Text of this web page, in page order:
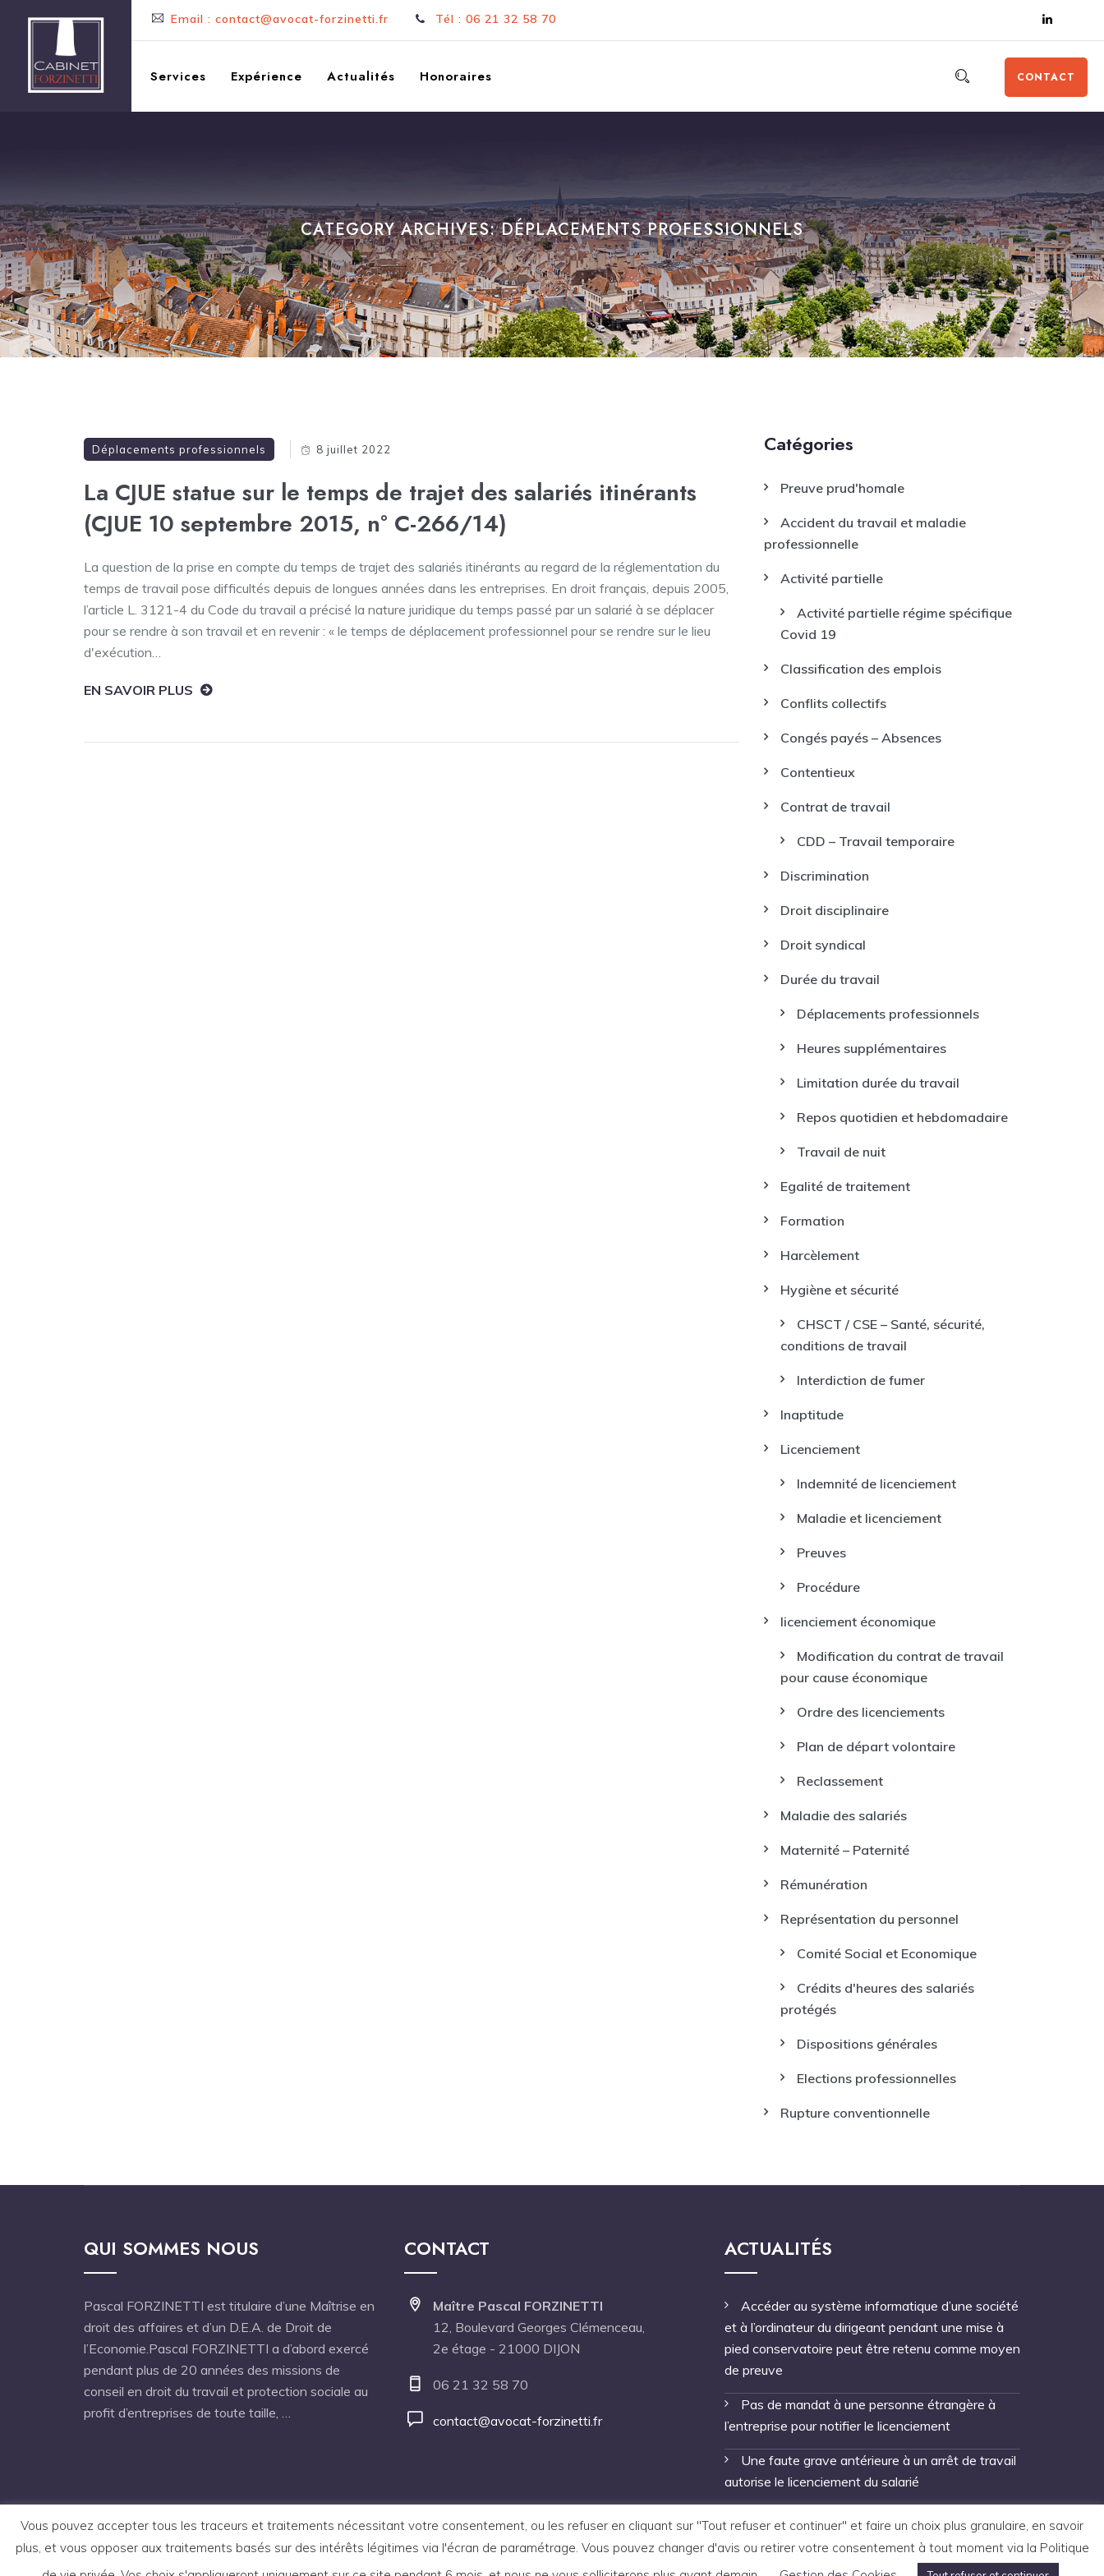
Email : contact@avocat-forzinetti.fr Tél : 06 21 32 58 70
CONTACT
Services Expérience Actualités Honoraires
CATEGORY ARCHIVES:DÉPLACEMENTS PROFESSIONNELS
Déplacements professionnels 8 juillet 2022
La CJUE statue sur le temps de trajet des salariés itinérants
(CJUE 10 septembre 2015, n° C-266/14)
La question de la prise en compte du temps de trajet des salariés itinérants au regard de la réglementation du
temps de travail pose difficultés depuis de longues années dans les entreprises. En droit français, depuis 2005,
l’article L. 3121-4 du Code du travail a précisé la nature juridique du temps passé par un salarié à se déplacer
pour se rendre à son travail et en revenir : « le temps de déplacement professionnel pour se rendre sur le lieu
d'exécution…
EN SAVOIR PLUS
Catégories
Preuve prud'homale
Accident du travail et maladie
professionnelle
Activité partielle
Activité partielle régime spécifique
Covid 19
Classification des emplois
Conflits collectifs
Congés payés – Absences
Contentieux
Contrat de travail
CDD – Travail temporaire
Discrimination
Droit disciplinaire
Droit syndical
Durée du travail
Déplacements professionnels
Heures supplémentaires
Limitation durée du travail
Repos quotidien et hebdomadaire
Travail de nuit
Egalité de traitement
Formation
Harcèlement
Hygiène et sécurité
CHSCT / CSE – Santé, sécurité,
conditions de travail
Interdiction de fumer
Inaptitude
Licenciement
Indemnité de licenciement
Maladie et licenciement
Preuves
Procédure
licenciement économique
Modification du contrat de travail
pour cause économique
Ordre des licenciements
Plan de départ volontaire
Reclassement
Maladie des salariés
Maternité – Paternité
Rémunération
Représentation du personnel
Comité Social et Economique
Crédits d'heures des salariés
protégés
Dispositions générales
Elections professionnelles
Rupture conventionnelle
QUI SOMMES NOUS
Pascal FORZINETTI est titulaire d’une Maîtrise en
droit des affaires et d’un D.E.A. de Droit de
l’Economie.Pascal FORZINETTI a d’abord exercé
pendant plus de 20 années des missions de
conseil en droit du travail et protection sociale au
profit d’entreprises de toute taille, …
CONTACT
Maître Pascal FORZINETTI
12, Boulevard Georges Clémenceau,
2e étage - 21000 DIJON
06 21 32 58 70
contact@avocat-forzinetti.fr
ACTUALITÉS
Accéder au système informatique d’une société
et à l’ordinateur du dirigeant pendant une mise à
pied conservatoire peut être retenu comme moyen
de preuve
Pas de mandat à une personne étrangère à
l’entreprise pour notifier le licenciement
Une faute grave antérieure à un arrêt de travail
autorise le licenciement du salarié
Vous pouvez accepter tous les traceurs et traitements nécessitant votre consentement, ou les refuser en cliquant sur "Tout refuser et continuer" et faire un choix plus granulaire, en savoir
plus, et vous opposer aux traitements basés sur des intérêts légitimes via l'écran de paramétrage. Vous pouvez changer d'avis ou retirer votre consentement à tout moment via la Politique